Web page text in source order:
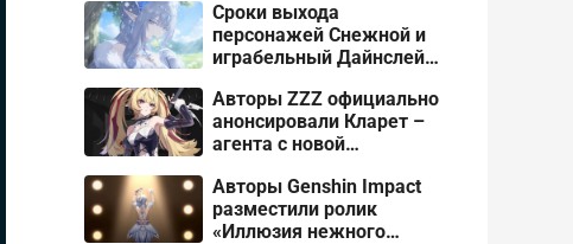
Сроки выхода
персонажей Снежной и
играбельный Дайнслейф
Авторы ZZZ официально
анонсировали Кларет –
агента с новой
Авторы Genshin Impact
разместили ролик
«Иллюзия нежного